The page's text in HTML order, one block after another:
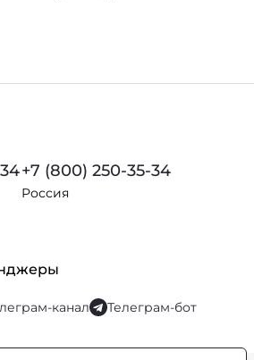
+7 (800) 250-35-34
Россия
канал Телеграм-бот